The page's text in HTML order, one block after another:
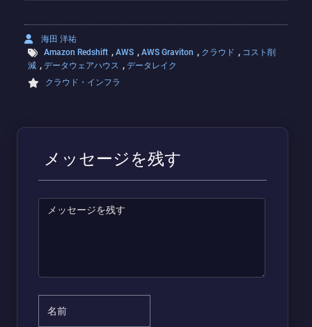
海田 洋祐
Amazon Redshift , AWS , AWS Graviton , クラウド , コスト削
減 , データウェアハウス , データレイク
クラウド・インフラ
メッセージを残す